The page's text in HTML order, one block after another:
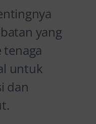
yang
tenaga
untuk
dan